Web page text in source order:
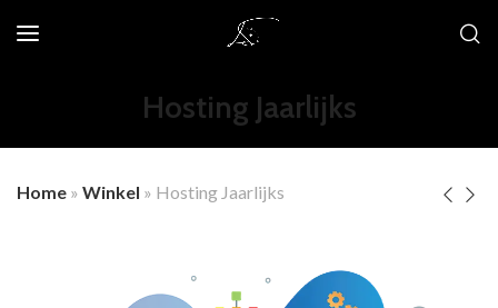
Hosting Jaarlijks
Home » Winkel » Hosting Jaarlijks